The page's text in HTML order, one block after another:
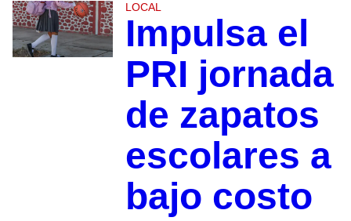
LOCAL
Impulsa el
PRI jornada
de zapatos
escolares a
bajo costo